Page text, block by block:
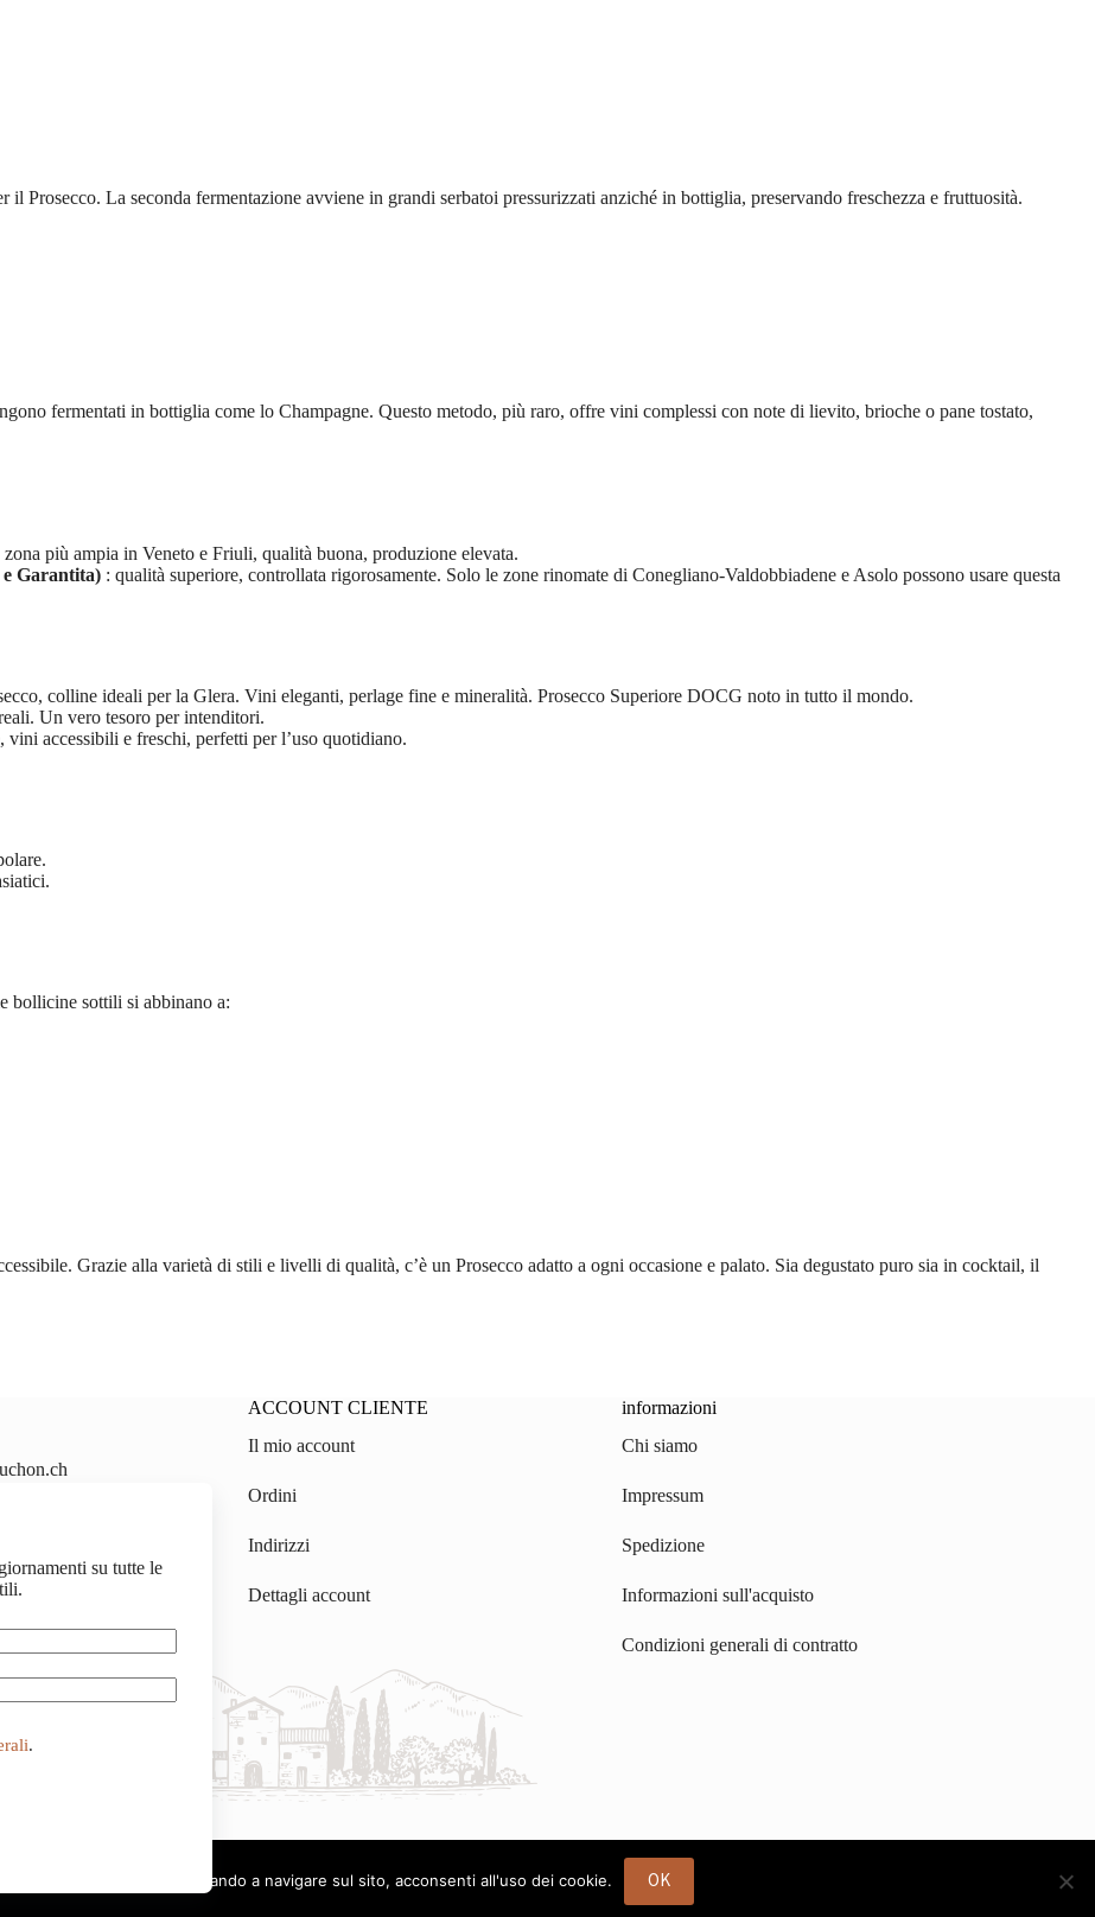
su tutte le
.
Prosecco. La seconda fermentazione avviene in grandi serbatoi pressurizzati anziché in bottiglia, preservando freschezza e fruttuosità.
fermentati in bottiglia come lo Champagne. Questo metodo, più raro, offre vini complessi con note di lievito, brioche o pane tostato,
zona più ampia in Veneto e Friuli, qualità buona, produzione elevata.
Garantita) : qualità superiore, controllata rigorosamente. Solo le zone rinomate di Conegliano-Valdobbiadene e Asolo possono usare questa
colline ideali per la Glera. Vini eleganti, perlage fine e mineralità. Prosecco Superiore DOCG noto in tutto il mondo.
Un vero tesoro per intenditori.
accessibili e freschi, perfetti per l’uso quotidiano.
bollicine sottili si abbinano a:
Grazie alla varietà di stili e livelli di qualità, c’è un Prosecco adatto a ogni occasione e palato. Sia degustato puro sia in cocktail, il
88
ACCOUNT CLIENTE
Il mio account
Ordini
Indirizzi
Dettagli account
informazioni
Chi siamo
Impressum
Spedizione
Informazioni sull'acquisto
Condizioni generali di contratto
Italiano
utilizza i cookie. Continuando a navigare sul sito, acconsenti all'uso dei cookie. OK